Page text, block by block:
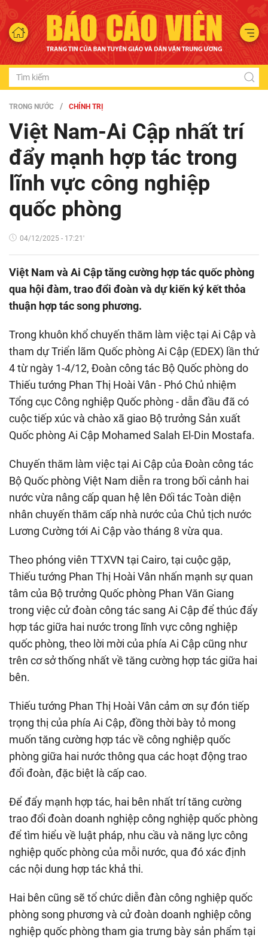
TRONG NƯỚC CHÍNH TRỊ
Việt Nam-Ai Cập nhất trí
đẩy mạnh hợp tác trong
lĩnh vực công nghiệp
quốc phòng
04/12/2025 - 17:21'
Việt Nam và Ai Cập tăng cường hợp tác quốc phòng
qua hội đàm, trao đổi đoàn và dự kiến ký kết thỏa
thuận hợp tác song phương.
Trong khuôn khổ chuyến thăm làm việc tại Ai Cập và
tham dự Triển lãm Quốc phòng Ai Cập (EDEX) lần thứ
4 từ ngày 1-4/12, Đoàn công tác Bộ Quốc phòng do
Thiếu tướng Phan Thị Hoài Vân - Phó Chủ nhiệm
Tổng cục Công nghiệp Quốc phòng - dẫn đầu đã có
cuộc tiếp xúc và chào xã giao Bộ trưởng Sản xuất
Quốc phòng Ai Cập Mohamed Salah El-Din Mostafa.
Chuyến thăm làm việc tại Ai Cập của Đoàn công tác
Bộ Quốc phòng Việt Nam diễn ra trong bối cảnh hai
nước vừa nâng cấp quan hệ lên Đối tác Toàn diện
nhân chuyến thăm cấp nhà nước của Chủ tịch nước
Lương Cường tới Ai Cập vào tháng 8 vừa qua.
Theo phóng viên TTXVN tại Cairo, tại cuộc gặp,
Thiếu tướng Phan Thị Hoài Vân nhấn mạnh sự quan
tâm của Bộ trưởng Quốc phòng Phan Văn Giang
trong việc cử đoàn công tác sang Ai Cập để thúc đẩy
hợp tác giữa hai nước trong lĩnh vực công nghiệp
quốc phòng, theo lời mời của phía Ai Cập cũng như
trên cơ sở thống nhất về tăng cường hợp tác giữa hai
bên.
Thiếu tướng Phan Thị Hoài Vân cảm ơn sự đón tiếp
trọng thị của phía Ai Cập, đồng thời bày tỏ mong
muốn tăng cường hợp tác về công nghiệp quốc
phòng giữa hai nước thông qua các hoạt động trao
đổi đoàn, đặc biệt là cấp cao.
Để đẩy mạnh hợp tác, hai bên nhất trí tăng cường
trao đổi đoàn doanh nghiệp công nghiệp quốc phòng
để tìm hiểu về luật pháp, nhu cầu và năng lực công
nghiệp quốc phòng của mỗi nước, qua đó xác định
các nội dung hợp tác khả thi.
Hai bên cũng sẽ tổ chức diễn đàn công nghiệp quốc
phòng song phương và cử đoàn doanh nghiệp công
nghiệp quốc phòng tham gia trưng bày sản phẩm tại